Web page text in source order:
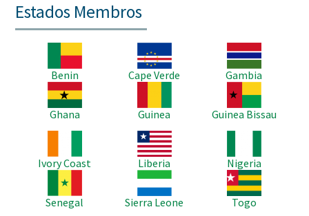
Estados Membros
Benin
Imagem
Cape Verde
Imagem
Gambia
Imagem
Ghana
Guinea
Imagem
Guinea Bissau
Ivory Coast
Imagem
Liberia
Nigeria
Imagem
Senegal
Imagem
Sierra Leone
Imagem
Togo